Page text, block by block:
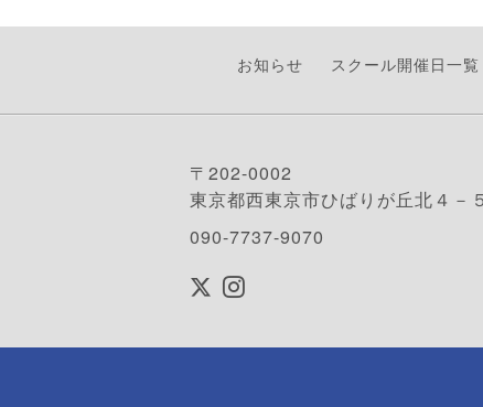
お知らせ スクール開催日一覧
〒202-0002
東京都西東京市ひばりが丘北４－
090-7737-9070